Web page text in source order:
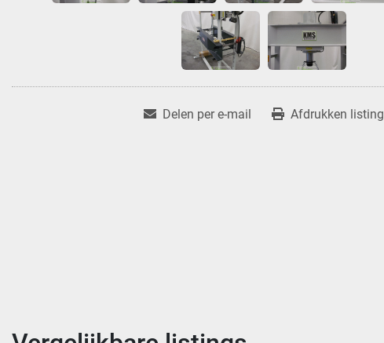
Delen per e-mail Afdrukken listing